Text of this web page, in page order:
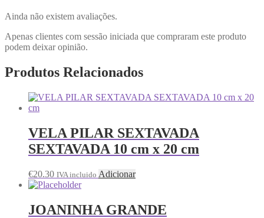
Ainda não existem avaliações.
Apenas clientes com sessão iniciada que compraram este produto
podem deixar opinião.
Produtos Relacionados
VELA PILAR SEXTAVADA
SEXTAVADA 10 cm x 20 cm
€20.30 IVA incluido Adicionar
JOANINHA GRANDE